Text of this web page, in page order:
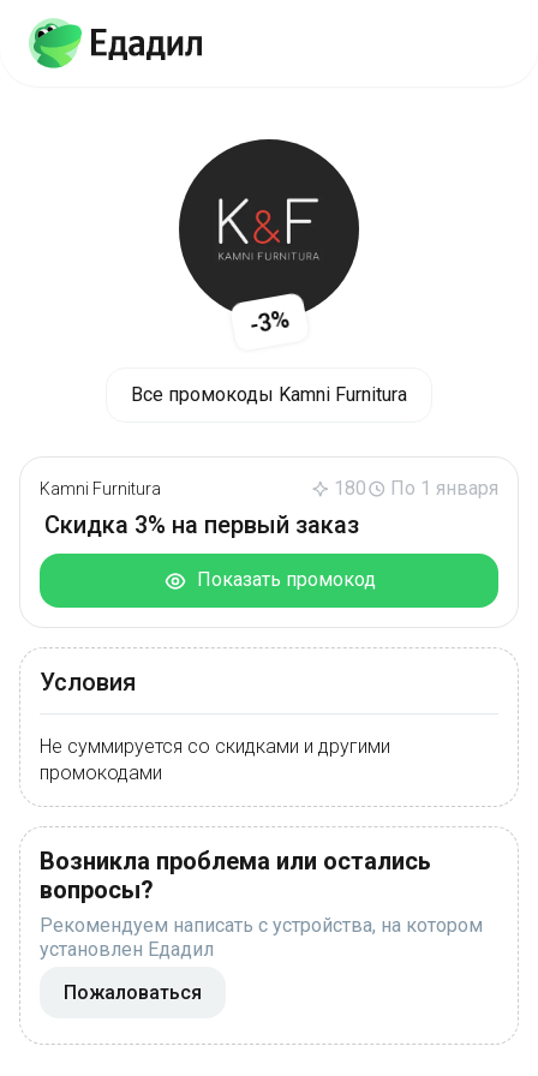
-3%
Все промокоды Kamni Furnitura
Kamni Furnitura 180 По 1 января
Скидка 3% на первый заказ
Показать промокод
Условия
Не суммируется со скидками и другими
промокодами
Возникла проблема или остались
вопросы?
Рекомендуем написать с устройства, на котором
установлен Едадил
Пожаловаться